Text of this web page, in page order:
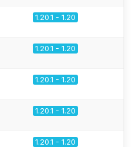
1.20.1 - 1.20
1.20.1 - 1.20
1.20.1 - 1.20
1.20.1 - 1.20
1.20.1 - 1.20